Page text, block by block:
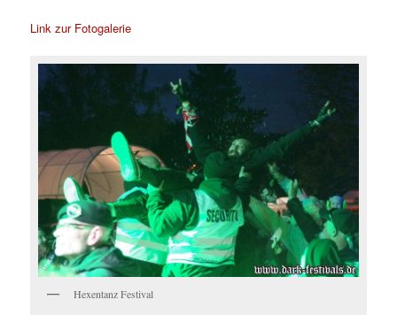
Link zur Fotogalerie
Hexentanz Festival